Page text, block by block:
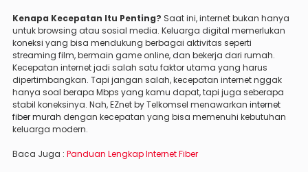
Kenapa Kecepatan Itu Penting? Saat ini, internet bukan hanya
untuk browsing atau sosial media. Keluarga digital memerlukan
koneksi yang bisa mendukung berbagai aktivitas seperti
streaming film, bermain game online, dan bekerja dari rumah.
Kecepatan internet jadi salah satu faktor utama yang harus
dipertimbangkan. Tapi jangan salah, kecepatan internet nggak
hanya soal berapa Mbps yang kamu dapat, tapi juga seberapa
stabil koneksinya. Nah, EZnet by Telkomsel menawarkan internet
fiber murah dengan kecepatan yang bisa memenuhi kebutuhan
keluarga modern.
Baca Juga : Panduan Lengkap Internet Fiber